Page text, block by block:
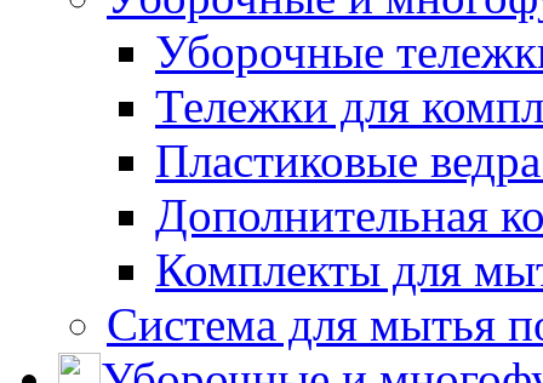
Уборочные
Тележки для
Пластиковые
Дополнительная
Комплекты для
Система для мытья